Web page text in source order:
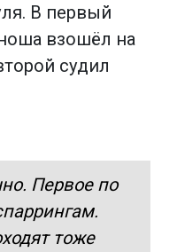
В первый
взошёл на
судил
Первое по
тоже